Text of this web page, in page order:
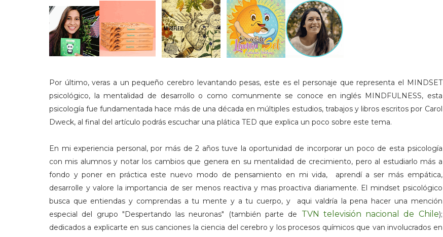
Por último, veras a un pequeño cerebro levantando pesas, este es el personaje que representa el MINDSET
psicológico, la mentalidad de desarrollo o como comunmente se conoce en inglés MINDFULNESS, esta
psicología fue fundamentada hace más de una década en múltiples estudios, trabajos y libros escritos por Carol
Dweck, al final del artículo podrás escuchar una plática TED que explica un poco sobre este tema.
En mi experiencia personal, por más de 2 años tuve la oportunidad de incorporar un poco de esta psicología
con mis alumnos y notar los cambios que genera en su mentalidad de crecimiento, pero al estudiarlo más a
fondo y poner en práctica este nuevo modo de pensamiento en mi vida, aprendí a ser más empática,
desarrolle y valore la importancia de ser menos reactiva y mas proactiva diariamente. El mindset psicológico
busca que entiendas y comprendas a tu mente y a tu cuerpo, y aqui valdría la pena hacer una mención
especial del grupo "Despertando las neuronas" (también parte de TVN televisión nacional de Chile);
dedicados a explicarte en sus canciones la ciencia del cerebro y los procesos químicos que van involucrados en